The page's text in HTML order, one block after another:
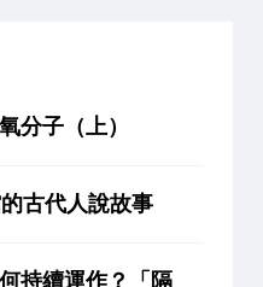
分子（上）
古代人說故事
持續運作？「隔